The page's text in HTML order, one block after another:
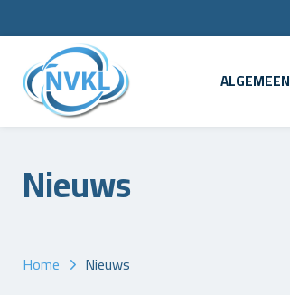
ALGEMEEN
Nieuws
Home Nieuws